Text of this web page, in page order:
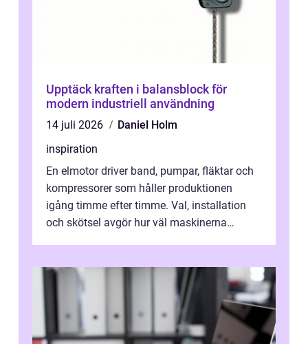
Upptäck kraften i balansblock för
modern industriell användning
14 juli 2026
Daniel Holm
inspiration
En elmotor driver band, pumpar, fläktar och
kompressorer som håller produktionen
igång timme efter timme. Val, installation
och skötsel avgör hur väl maskinerna